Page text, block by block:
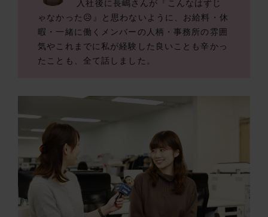
入社後に長嶋さんが『こんなはずじ
ゃなかった😥』と思わないように、お給料・休
暇・一緒に働くメンバーの人柄・事務所の雰囲
気やこれまでに私が経験した良いことも辛かっ
たことも、全て話しました。